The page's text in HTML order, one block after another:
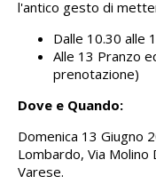
l'antico gesto di
Dalle 10.30 alle
Alle 13 Pranzo
prenotazione)
Dove e Quando:
Domenica 13 Giugno
Lombardo, Via
Varese.